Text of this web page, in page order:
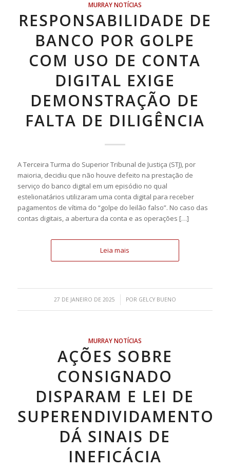
MURRAY NOTÍCIAS
RESPONSABILIDADE DE
BANCO POR GOLPE
COM USO DE CONTA
DIGITAL EXIGE
DEMONSTRAÇÃO DE
FALTA DE DILIGÊNCIA
A Terceira Turma do Superior Tribunal de Justiça (STJ), por
maioria, decidiu que não houve defeito na prestação de
serviço do banco digital em um episódio no qual
estelionatários utilizaram uma conta digital para receber
pagamentos de vítima do “golpe do leilão falso”. No caso das
contas digitais, a abertura da conta e as operações […]
Leia mais
27 DE JANEIRO DE 2025
/ POR GELCY BUENO
MURRAY NOTÍCIAS
AÇÕES SOBRE
CONSIGNADO
DISPARAM E LEI DE
SUPERENDIVIDAMENTO
DÁ SINAIS DE
INEFICÁCIA